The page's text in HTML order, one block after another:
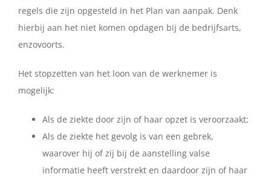
regels die zijn opgesteld in het Plan van aanpak. Denk
hierbij aan het niet komen opdagen bij de bedrijfsarts,
enzovoorts.
Het stopzetten van het loon van de werknemer is
mogelijk:
Als de ziekte door zijn of haar opzet is veroorzaakt;
Als de ziekte het gevolg is van een gebrek,
waarover hij of zij bij de aanstelling valse
informatie heeft verstrekt en daardoor zijn of haar